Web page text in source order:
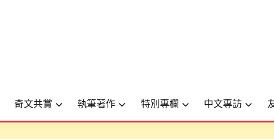
奇文共賞 執筆著作 特別專欄 中文專訪